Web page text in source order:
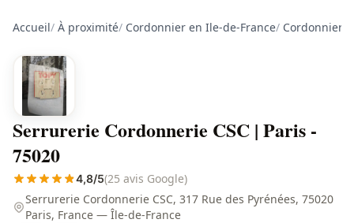
Accueil/ À proximité/ Cordonnier en Ile-de-France/ Cordonnier
Serrurerie Cordonnerie CSC | Paris -
75020
4,8/5(25 avis Google)
Serrurerie Cordonnerie CSC, 317 Rue des Pyrénées, 75020
Paris, France — Île-de-France